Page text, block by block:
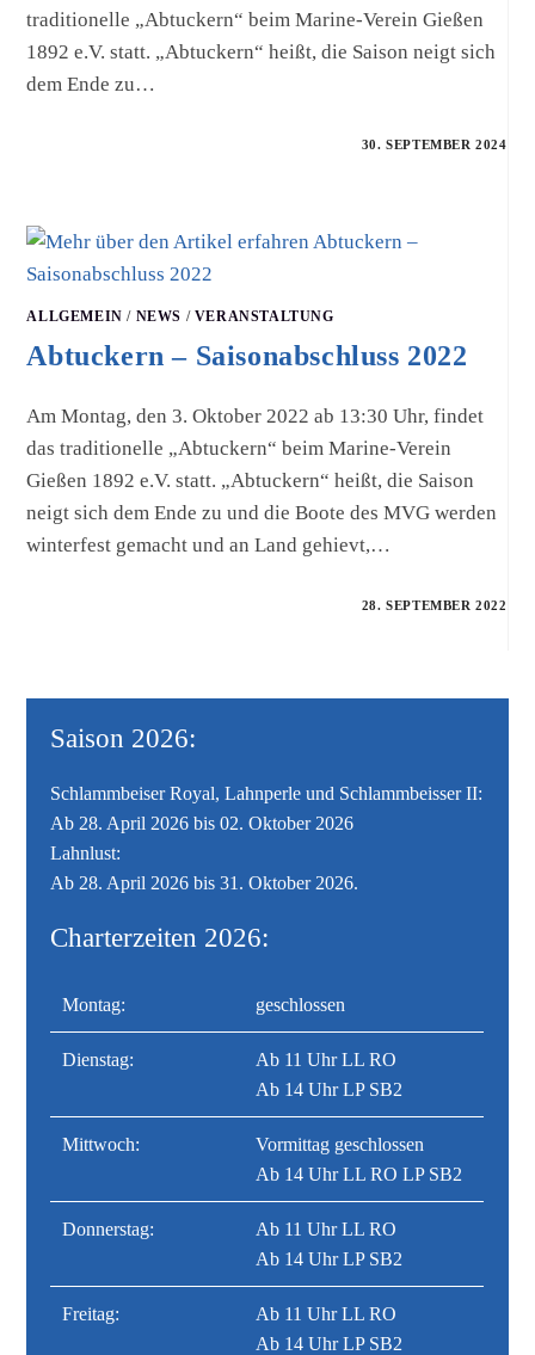
traditionelle „Abtuckern“ beim Marine-Verein Gießen
1892 e.V. statt. „Abtuckern“ heißt, die Saison neigt sich
dem Ende zu…
30. SEPTEMBER 2024
ALLGEMEIN / NEWS / VERANSTALTUNG
Abtuckern – Saisonabschluss 2022
Am Montag, den 3. Oktober 2022 ab 13:30 Uhr, findet
das traditionelle „Abtuckern“ beim Marine-Verein
Gießen 1892 e.V. statt. „Abtuckern“ heißt, die Saison
neigt sich dem Ende zu und die Boote des MVG werden
winterfest gemacht und an Land gehievt,…
28. SEPTEMBER 2022
Saison 2026:
Schlammbeiser Royal, Lahnperle und Schlammbeisser II:
Ab 28. April 2026 bis 02. Oktober 2026
Lahnlust:
Ab 28. April 2026 bis 31. Oktober 2026.
Charterzeiten 2026:
Montag: geschlossen
Dienstag:
Ab 11 Uhr LL RO
Ab 14 Uhr LP SB2
Mittwoch:
Vormittag geschlossen
Ab 14 Uhr LL RO LP SB2
Donnerstag:
Ab 11 Uhr LL RO
Ab 14 Uhr LP SB2
Freitag:
Ab 11 Uhr LL RO
Ab 14 Uhr LP SB2